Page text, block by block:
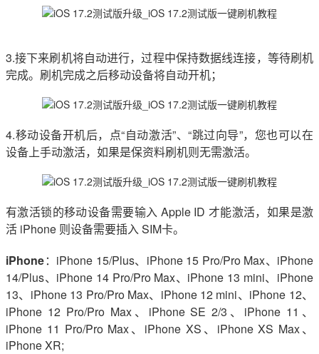
3.接下来刷机将自动进行，过程中保持数据线连接，等待刷机
完成。刷机完成之后移动设备将自动开机；
4.移动设备开机后，点“自动激活”、“跳过向导”，您也可以在
设备上手动激活，如果是保资料刷机则无需激活。
有激活锁的移动设备需要输入 Apple ID 才能激活，如果是激
活 iPhone 则设备需要插入 SIM卡。
iPhone：iPhone 15/Plus、iPhone 15 Pro/Pro Max、iPhone
14/Plus、iPhone 14 Pro/Pro Max、iPhone 13 mini、iPhone
13、iPhone 13 Pro/Pro Max、iPhone 12 mini、iPhone 12、
iPhone 12 Pro/Pro Max、iPhone SE 2/3、iPhone 11、
iPhone 11 Pro/Pro Max、iPhone XS、iPhone XS Max、
iPhone XR;